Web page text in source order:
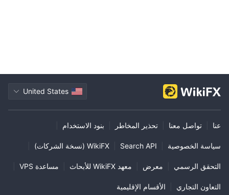
United States
عنا تواصل معنا تحذير المخاطر بنود الاستخدام
سياسة الخصوصية Search API WikiFX (نسخة الشركات)
التحقق الرسمي معرض معهد WikiFX للأبحاث مساعدة VPS
التعاون التجاري الأقسام الإقليمية